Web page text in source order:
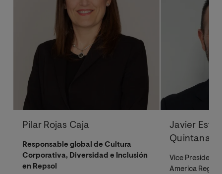
Pilar Rojas Caja
Responsable global de Cultura
Corporativa, Diversidad e Inclusión
en Repsol
Javier
Quintana
Vice President
America Region